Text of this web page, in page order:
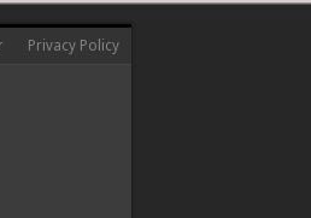
Privacy Policy